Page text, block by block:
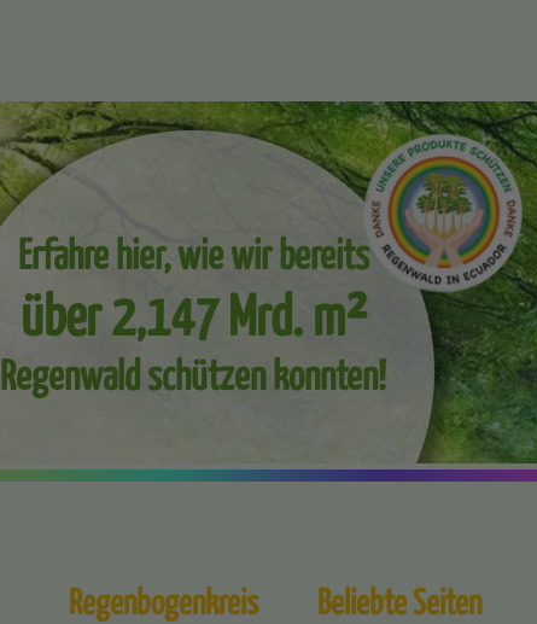
Erfahre hier, wie wir bereits
über 2,147 Mrd. m²
Regenwald schützen konnten!
Regenbogenkreis Beliebte Seiten